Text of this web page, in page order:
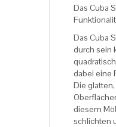
Das Cuba
Das Cuba
durch sein
dabei eine
Die
diesem
schlichten